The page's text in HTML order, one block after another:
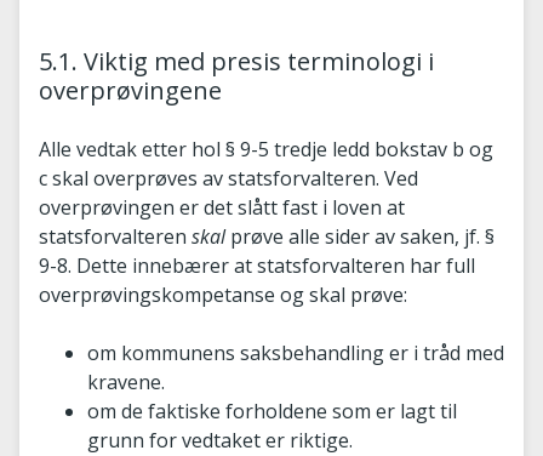
5.1. Viktig med presis terminologi i
overprøvingene
Alle vedtak etter hol § 9-5 tredje ledd bokstav b og
c skal overprøves av statsforvalteren. Ved
overprøvingen er det slått fast i loven at
statsforvalteren skalprøve alle sider av saken, jf. §
9-8. Dette innebærer at statsforvalteren har full
overprøvingskompetanse og skal prøve:
om kommunens saksbehandling er i tråd med
kravene.
om de faktiske forholdene som er lagt til
grunn for vedtaket er riktige.